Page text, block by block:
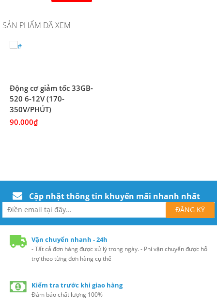
SẢN PHẨM ĐÃ XEM
Động cơ giảm tốc 33GB-
520 6-12V (170-
350V/PHÚT)
90.000₫
Cập nhật thông tin khuyến mãi nhanh nhất
Vận chuyển nhanh - 24h
- Tất cả đơn hàng được xử lý trong ngày. - Phí vận chuyển được hỗ
trợ theo từng đơn hàng cụ thể
Kiểm tra trước khi giao hàng
Đảm bảo chất lượng 100%